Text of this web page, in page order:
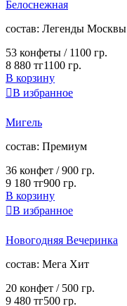
Белоснежная
cостав: Легенды Москвы
53 конфеты / 1100 гр.
8 880 тг1100 гр.
В корзину
В избранное
Мигель
cостав: Премиум
36 конфет /900 гр.
9 180 тг900 гр.
В корзину
В избранное
Новогодняя Вечеринка
cостав: Мега Хит
20 конфет / 500 гр.
9 480 тг500 гр.